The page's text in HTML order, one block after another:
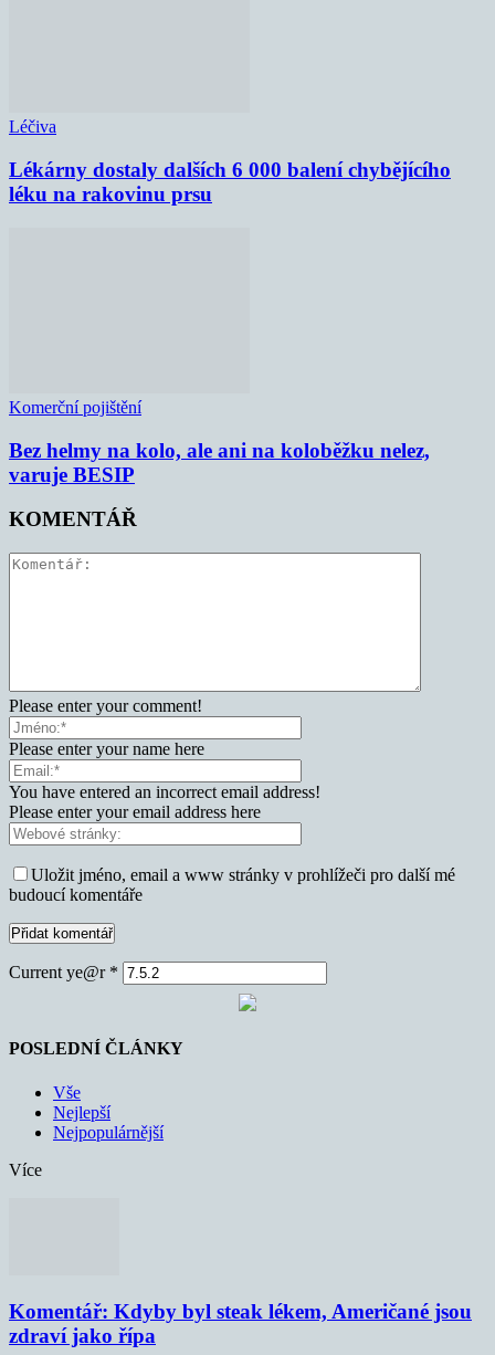
Léčiva
Lékárny dostaly dalších 6 000 balení chybějícího
léku na rakovinu prsu
Komerční pojištění
Bez helmy na kolo, ale ani na koloběžku nelez,
varuje BESIP
KOMENTÁŘ
Please enter your comment!
Please enter your name here
You have entered an incorrect email address!
Please enter your email address here
Uložit jméno, email a www stránky v prohlížeči pro další mé
budoucí komentáře
Current ye@r *
POSLEDNÍ ČLÁNKY
Vše
Nejlepší
Nejpopulárnější
Více
Komentář: Kdyby byl steak lékem, Američané jsou
zdraví jako řípa